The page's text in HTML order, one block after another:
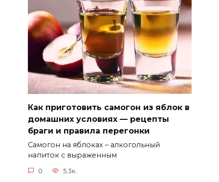
Как приготовить самогон из яблок в
домашних условиях — рецепты
браги и правила перегонки
Самогон на яблоках – алкогольный
напиток с выраженным
0 5.3к.